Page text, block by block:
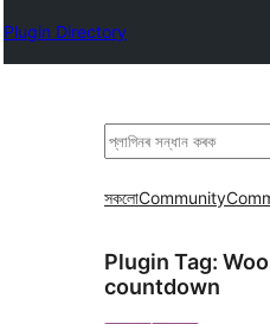
Plugin Directory
সন্ধান
সকলোCommunity
Plugin Tag:
countdown